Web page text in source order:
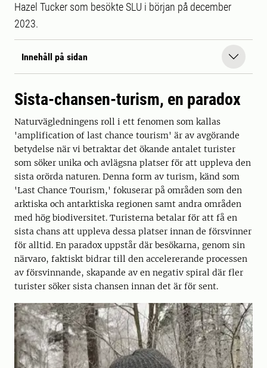
Hazel Tucker som besökte SLU i början på december
2023.
Innehåll på sidan
Sista-chansen-turism, en paradox
Naturvägledningens roll i ett fenomen som kallas
'amplification of last chance tourism' är av avgörande
betydelse när vi betraktar det ökande antalet turister
som söker unika och avlägsna platser för att uppleva den
sista orörda naturen. Denna form av turism, känd som
'Last Chance Tourism,' fokuserar på områden som den
arktiska och antarktiska regionen samt andra områden
med hög biodiversitet. Turisterna betalar för att få en
sista chans att uppleva dessa platser innan de försvinner
för alltid. En paradox uppstår där besökarna, genom sin
närvaro, faktiskt bidrar till den accelererande processen
av försvinnande, skapande av en negativ spiral där fler
turister söker sista chansen innan det är för sent.